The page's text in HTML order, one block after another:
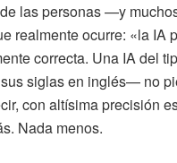
las personas —y
realmente ocurre: «la IA
correcta. Una IA del
siglas en inglés— no
con altísima precisión
Nada menos.